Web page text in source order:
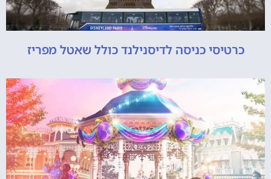
כרטיסי כניסה לדיסנילנד כולל שאטל מפריז